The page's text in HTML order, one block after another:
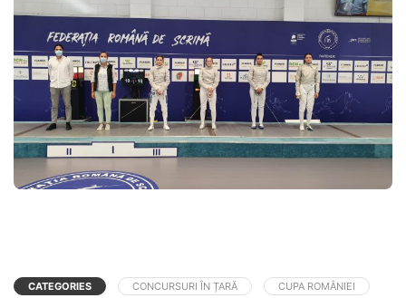
CATEGORIES CONCURSURI ÎN ȚARĂ CUPA ROMÂNIEI